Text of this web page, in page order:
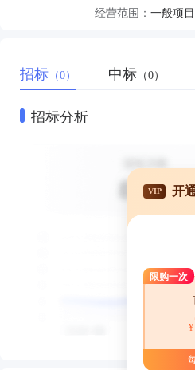
经营范围：
招标 （0） 中标 （0）
招标分析
VIP 开
限购一次
¥